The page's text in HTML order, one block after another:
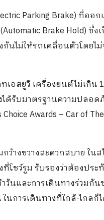
Parking Brake) ที่ออ
Brake Hold) ซึ่ง
นไม่ให้รถเคลื่อนตัวโดยไ
อสยูวี เครื่องยนต์ไม่เกิน
ได้รับมาตรฐานความปลอด
Awards – Car of
างขวางสะดวกสบาย ใน
ชว์รูม รับรองว่าต้องประ
วันและการเดินทางร่วมกั
การเดินทางที่ใกล้-ไกลก็